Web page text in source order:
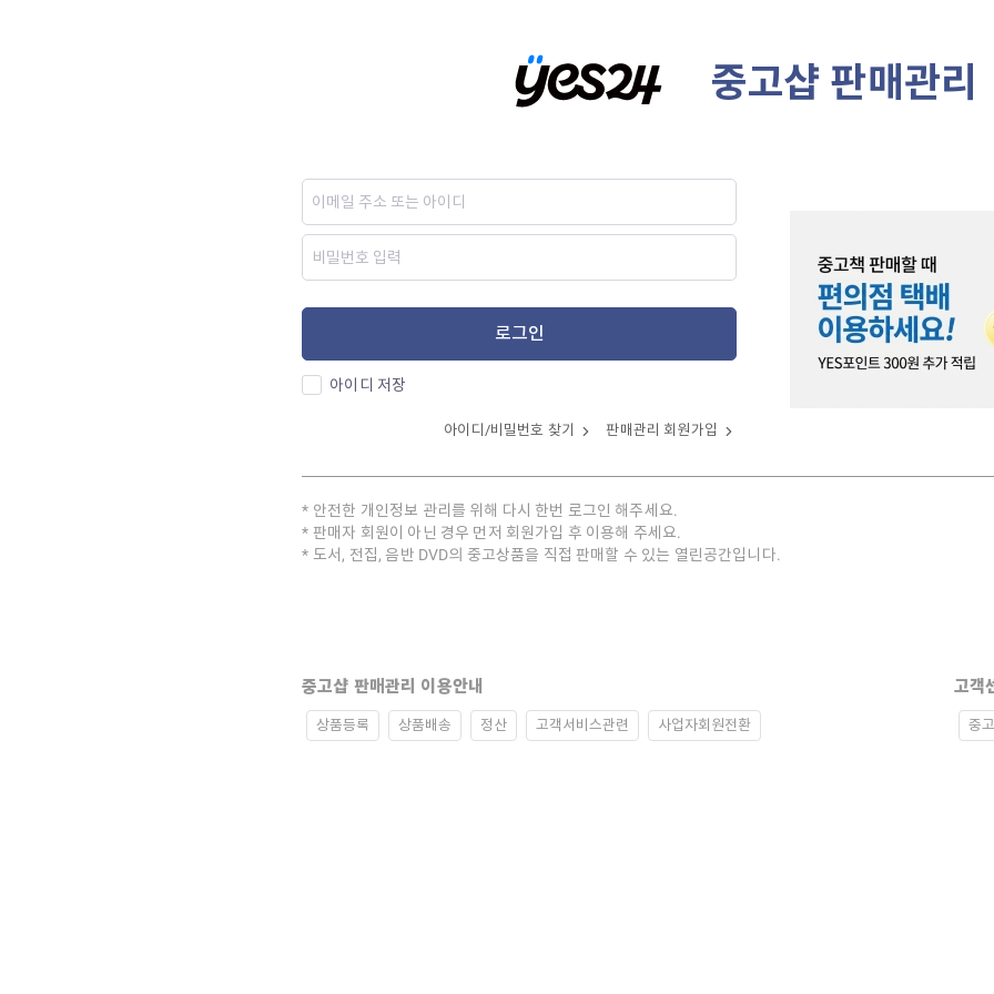
중고샵 판매관리
로그인
아이디 저장
아이디/비밀번호 찾기 판매관리 회원가입
안전한 개인정보 관리를 위해 다시 한번 로그인 해주세요.
판매자 회원이 아닌 경우 먼저 회원가입 후 이용해 주세요.
도서, 전집, 음반 DVD의 중고상품을 직접 판매할 수 있는 열린공간입니다.
중고샵 판매관리 이용안내
상품등록 상품배송 정산 고객서비스관련 사업자회원전환
고객
중